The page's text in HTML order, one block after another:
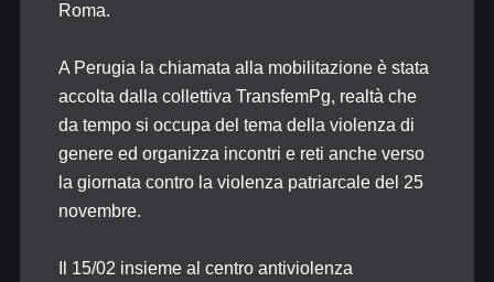
Roma.
A Perugia la chiamata alla mobilitazione è stata
accolta dalla collettiva TransfemPg, realtà che
da tempo si occupa del tema della violenza di
genere ed organizza incontri e reti anche verso
la giornata contro la violenza patriarcale del 25
novembre.
Il 15/02 insieme al centro antiviolenza